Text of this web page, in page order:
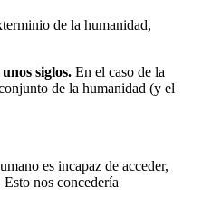
de la humanidad,
siglos. En el caso de la
de la humanidad (y el
es incapaz de acceder,
nos concedería